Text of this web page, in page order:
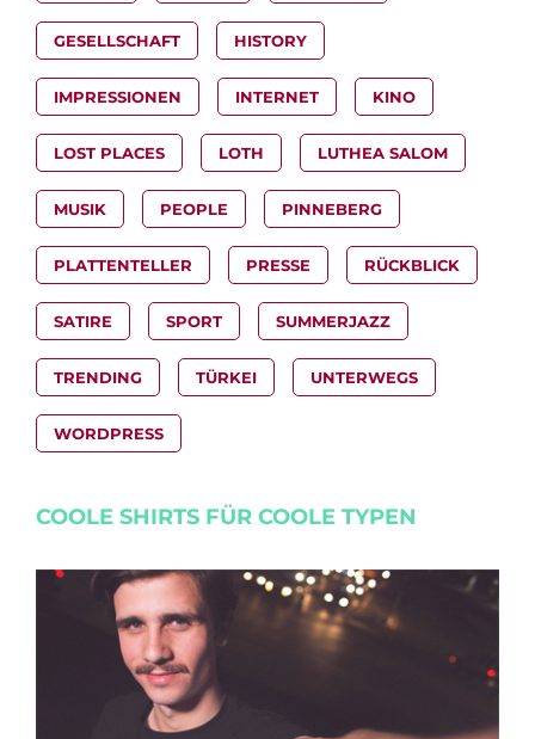
GESELLSCHAFT HISTORY
IMPRESSIONEN INTERNET KINO
LOST PLACES LOTH LUTHEA SALOM
MUSIK PEOPLE PINNEBERG
PLATTENTELLER PRESSE RÜCKBLICK
SATIRE SPORT SUMMERJAZZ
TRENDING TÜRKEI UNTERWEGS
WORDPRESS
COOLE SHIRTS FÜR COOLE TYPEN